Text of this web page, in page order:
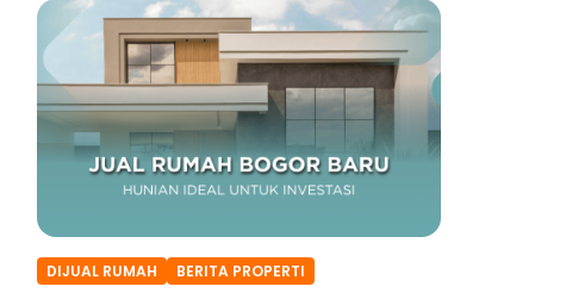
DIJUAL RUMAH BERITA PROPERTI